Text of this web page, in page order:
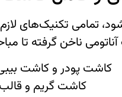
تمامی تکنیک‌های
ناخن گرفته تا
کاشت پودر و کاشت
کاشت گریم و قالب